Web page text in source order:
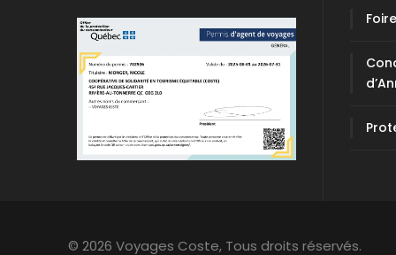
© 2026 Voyages Coste, Tous droits réservés.